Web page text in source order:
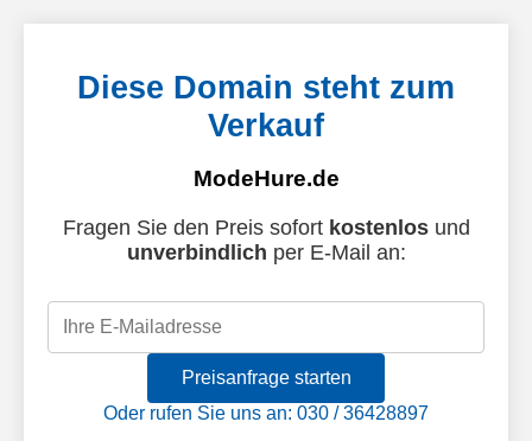
Diese Domain steht zum
Verkauf
ModeHure.de
Fragen Sie den Preis sofort kostenlosund
unverbindlich per E-Mail an:
Preisanfrage starten
Oder rufen Sie uns an: 030 / 36428897